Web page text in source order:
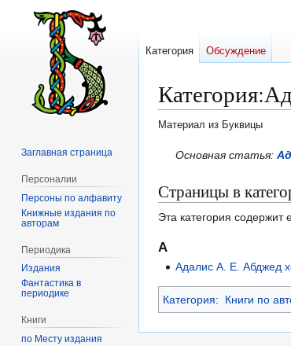
Категория:
Материал из Буквицы
Перейти
навигации
Перейти
поиску
Основная статья:
Страницы в
Эта категория содержит
А
Адалис А. Е. Абджед
Категория: Книги по
Категория Обсуждение
Заглавная страница
Персоналии
Персоны по алфавиту
Книжные издания по
авторам
Периодика
Издания
Фантастика в
периодике
Книги
по Месту издания